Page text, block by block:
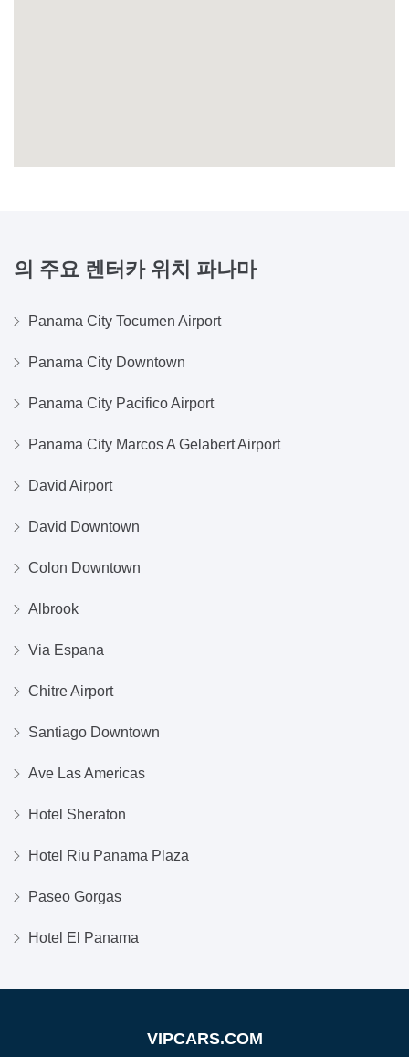
의 주요 렌터카 위치 파나마
Panama City Tocumen Airport
Panama City Downtown
Panama City Pacifico Airport
Panama City Marcos A Gelabert Airport
David Airport
David Downtown
Colon Downtown
Albrook
Via Espana
Chitre Airport
Santiago Downtown
Ave Las Americas
Hotel Sheraton
Hotel Riu Panama Plaza
Paseo Gorgas
Hotel El Panama
VIPCARS.COM